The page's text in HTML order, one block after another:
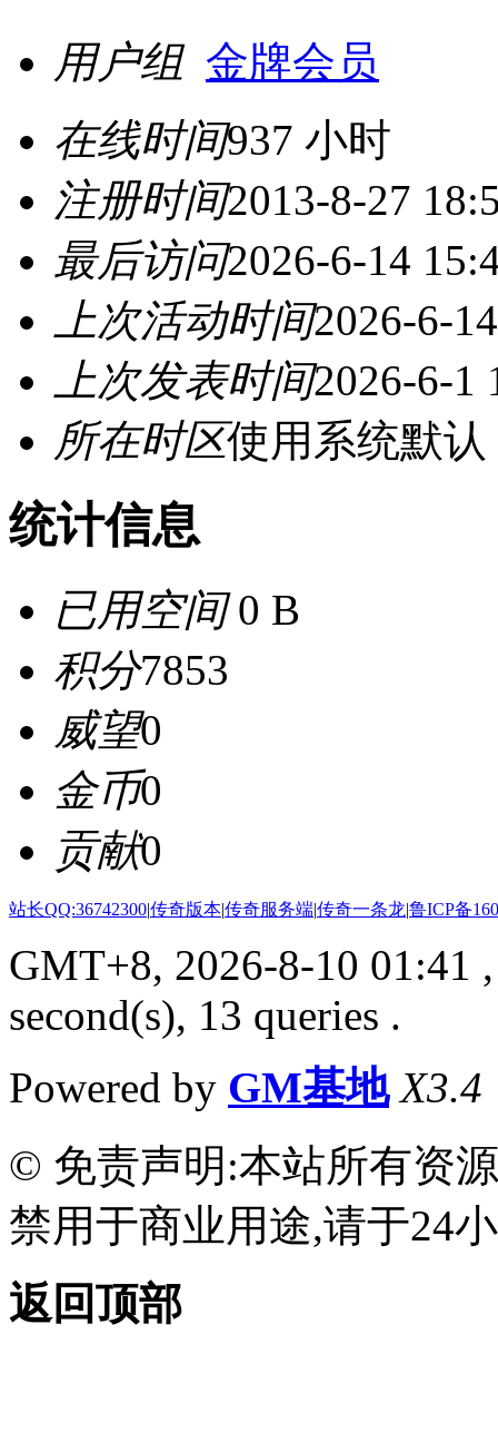
用户组 金牌会员
在线时间937 小时
注册时间2013-8-27
最后访问2026-6-14
上次活动时间2026-6-
上次发表时间2026-6-1
所在时区使用系统默认
统计信息
已用空间0 B
积分7853
威望0
金币0
贡献0
站长QQ:36742300|传奇版本|传奇服务端|传奇一条龙|鲁ICP备
GMT+8, 2026-8-10 01:41
second(s), 13 queries .
Powered by GM基地 X3.4
© 免责声明:本站所有资
禁用于商业用途,请于24
返回顶部